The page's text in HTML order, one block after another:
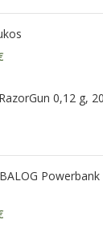
0,12 g,